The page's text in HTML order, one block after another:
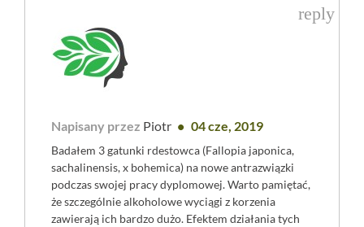
Napisany przez Piotr 04 cze, 2019
Badałem 3 gatunki rdestowca (Fallopia japonica,
sachalinensis, x bohemica) na nowe antrazwiązki
podczas swojej pracy dyplomowej. Warto pamiętać,
że szczególnie alkoholowe wyciągi z korzenia
zawierają ich bardzo dużo. Efektem działania tych
reply